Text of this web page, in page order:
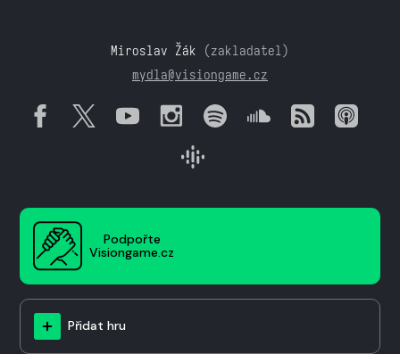
Miroslav Žák (zakladatel)
mydla@visiongame.cz
Podpořte
Visiongame.cz
Přidat hru